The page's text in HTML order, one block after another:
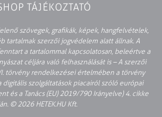
TÁJÉKOZTATÓ
szövegek, grafikák, képek, hangfelvételek,
tartalmak szerzői jogvédelem alatt állnak. A
a tartalommal kapcsolatosan, beleértve a
céljára való felhasználását is – A szerzői
törvény rendelkezései értelmében a törvény
digitális szolgáltatások piacairól szóló európai
és a Tanács (EU) 2019/790 Irányelve) 4. cikke
© 2026 HETEK.HU Kft.